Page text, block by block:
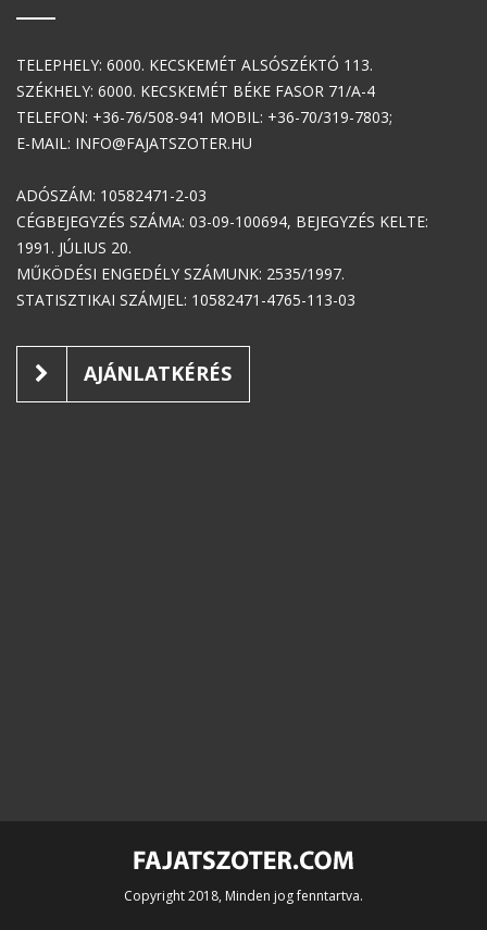
TELEPHELY: 6000. KECSKEMÉT ALSÓSZÉKTÓ 113.
SZÉKHELY: 6000. KECSKEMÉT BÉKE FASOR 71/A-4
TELEFON: +36-76/508-941 MOBIL: +36-70/319-7803;
E-MAIL: INFO@FAJATSZOTER.HU
ADÓSZÁM: 10582471-2-03
CÉGBEJEGYZÉS SZÁMA: 03-09-100694, BEJEGYZÉS KELTE:
1991. JÚLIUS 20.
MŰKÖDÉSI ENGEDÉLY SZÁMUNK: 2535/1997.
STATISZTIKAI SZÁMJEL: 10582471-4765-113-03
AJÁNLATKÉRÉS
Copyright 2018, Minden jog fenntartva.